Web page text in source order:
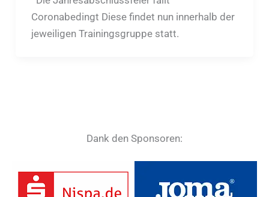
Coronabedingt Diese findet nun innerhalb der
jeweiligen Trainingsgruppe statt.
Dank den Sponsoren: